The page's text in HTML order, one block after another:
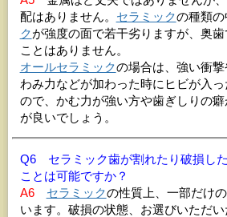
配はありません。 セラミックの種類の
クが強度の面で若干劣りますが、奥
ことはありません。
オールセラミックの場合は、強い衝
わみ力などが加わった時にヒビが入
ので、かむ力が強い方や歯ぎしりの
が良いでしょう。
Q6 セラミック歯が割れたり破損し
ことは可能ですか？
A6
セラミックの性質上、一部だけ
います。破損の状態、お選びいただい